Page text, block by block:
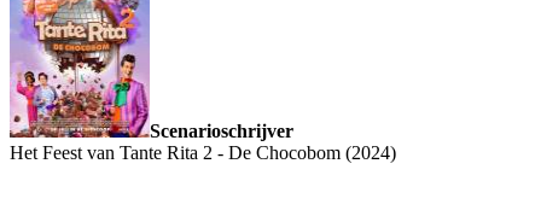
Scenarioschrijver
Het Feest van Tante Rita 2 - De Chocobom (2024)